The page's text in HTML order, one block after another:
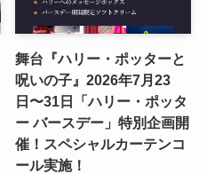
舞台『ハリー・ポッターと
呪いの子』2026年7月23
日〜31日「ハリー・ポッタ
ー バースデー」特別企画開
催！スペシャルカーテンコ
ール実施！